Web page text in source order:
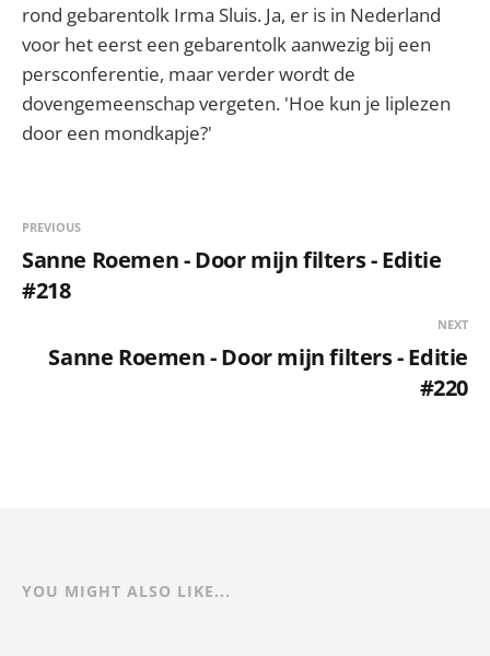
rond gebarentolk Irma Sluis. Ja, er is in Nederland
voor het eerst een gebarentolk aanwezig bij een
persconferentie, maar verder wordt de
dovengemeenschap vergeten. 'Hoe kun je liplezen
door een mondkapje?'
PREVIOUS
Sanne Roemen - Door mijn filters - Editie
#218
NEXT
Sanne Roemen - Door mijn filters - Editie
#220
YOU MIGHT ALSO LIKE...